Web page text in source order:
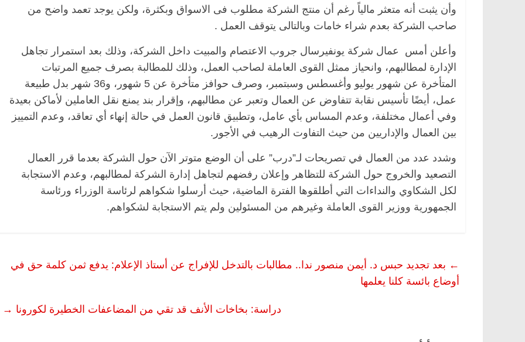
وأن يثبت أنه متعثر مالياً رغم أن منتج الشركة مطلوب فى الاسواق وبكثرة، ولكن يوجد تعمد واضح من
صاحب الشركة بعدم شراء خامات وبالتالى يتوقف العمل .
وأعلن أمس عمال شركة يونفيرسال جروب الاعتصام والمبيت داخل الشركة، وذلك بعد استمرار تجاهل
الإدارة لمطالبهم، وانحياز ممثل القوى العاملة لصاحب العمل، وذلك للمطالبة بصرف جميع المرتبات
المتأخرة عن شهور يوليو وأغسطس وسبتمبر، وصرف حوافز متأخرة عن 5 شهور، و36 شهر بدل طبيعة
عمل، أيضًا تأسيس نقابة تتفاوض عن العمال وتعبر عن مطالبهم، وإقرار بند يمنع نقل العاملين لأماكن بعيدة
وفي أعمال مختلفة، وعدم المساس بأي عامل، وتطبيق قانون العمل في حالة إنهاء أي تعاقد، وعدم التمييز
بين العمال والإداريين من حيث التفاوت الرهيب في الأجور.
وشدد عدد من العمال في تصريحات لـ”درب” على أن الوضع متوتر الآن حول الشركة بعدما قرر العمال
التصعيد والخروج حول الشركة للتظاهر وإعلان رفضهم لتجاهل إدارة الشركة لمطالبهم، وعدم الاستجابة
لكل الشكاوي والنداءات التي أطلقوها الفترة الماضية، حيث أرسلوا شكواهم لرئاسة الوزراء ورئاسة
الجمهورية ووزير القوى العاملة وغيرهم من المسئولين ولم يتم الاستجابة لشكواهم.
← بعد تجديد حبس د. أيمن منصور ندا.. مطالبات بالتدخل للإفراج عن أستاذ الإعلام: يدفع ثمن كلمة حق في
أوضاع بائسة كلنا يعلمها
دراسة: بخاخات الأنف قد تقي من المضاعفات الخطيرة لكورونا →